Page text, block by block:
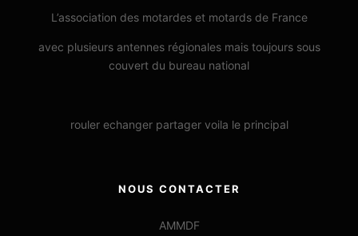
L’association des motardes et motards de France
avec plusieurs antennes régionales mais toujours sous
couvert du bureau national
rouler echanger partager voila le principal
NOUS CONTACTER
AMMDF